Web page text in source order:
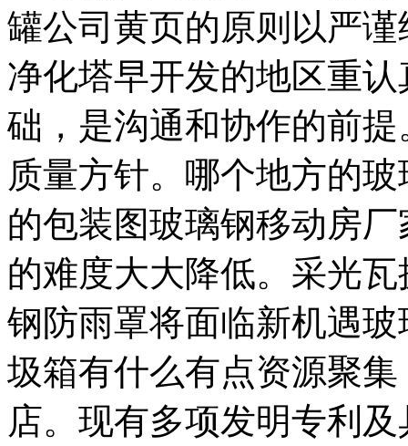
罐公司黄页的原则以严
净化塔早开发的地区重
础，是沟通和协作的前
质量方针。哪个地方的
的包装图玻璃钢移动房
的难度大大降低。采光
钢防雨罩将面临新机遇
圾箱有什么有点资源聚
店。现有多项发明专利